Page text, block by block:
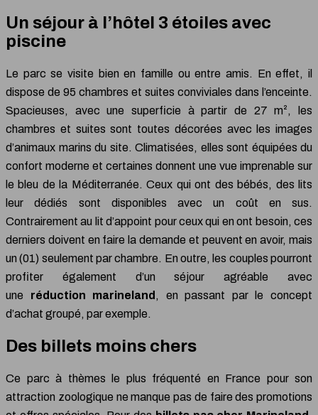
Un séjour à l’hôtel 3 étoiles avec
piscine
Le parc se visite bien en famille ou entre amis. En effet, il
dispose de 95 chambres et suites conviviales dans l’enceinte.
Spacieuses, avec une superficie à partir de 27 m², les
chambres et suites sont toutes décorées avec les images
d’animaux marins du site. Climatisées, elles sont équipées du
confort moderne et certaines donnent une vue imprenable sur
le bleu de la Méditerranée. Ceux qui ont des bébés, des lits
leur dédiés sont disponibles avec un coût en sus.
Contrairement au lit d’appoint pour ceux qui en ont besoin, ces
derniers doivent en faire la demande et peuvent en avoir, mais
un (01) seulement par chambre. En outre, les couples pourront
profiter également d’un séjour agréable avec
une réduction marineland , en passant par le concept
d’achat groupé, par exemple.
Des billets moins chers
Ce parc à thèmes le plus fréquenté en France pour son
attraction zoologique ne manque pas de faire des promotions